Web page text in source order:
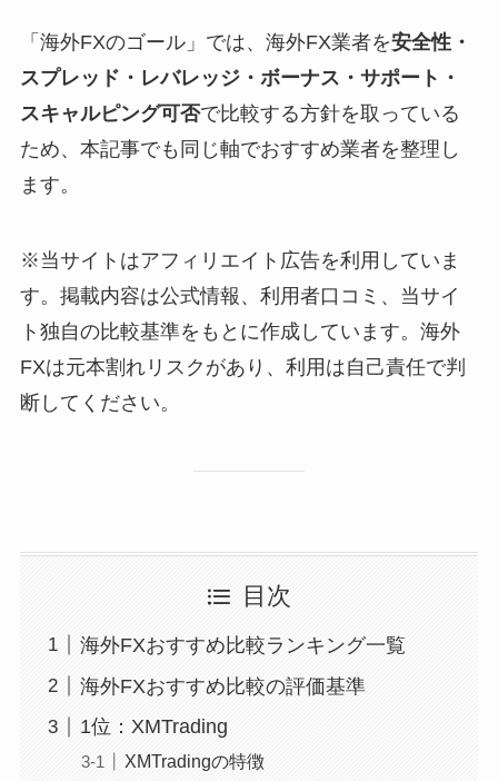
「海外FXのゴール」では、海外FX業者を安全性・
スプレッド・レバレッジ・ボーナス・サポート・
スキャルピング可否で比較する方針を取っている
ため、本記事でも同じ軸でおすすめ業者を整理し
ます。
※当サイトはアフィリエイト広告を利用していま
す。掲載内容は公式情報、利用者口コミ、当サイ
ト独自の比較基準をもとに作成しています。海外
FXは元本割れリスクがあり、利用は自己責任で判
断してください。
目次
海外FXおすすめ比較ランキング一覧
海外FXおすすめ比較の評価基準
1位：XMTrading
XMTradingの特徴